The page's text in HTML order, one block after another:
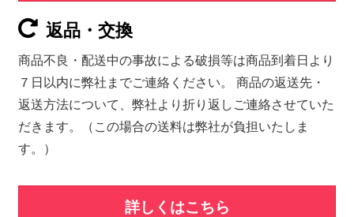
返品・交換
商品不良・配送中の事故による破損等は商品到着日より
７日以内に弊社までご連絡ください。 商品の返送先・
返送方法について、弊社より折り返しご連絡させていた
だきます。（この場合の送料は弊社が負担いたしま
す。）
詳しくはこちら